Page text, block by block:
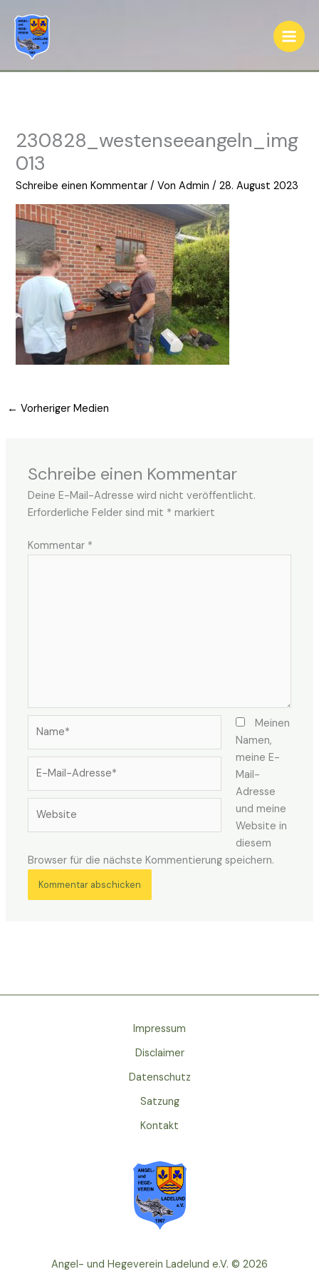
Inhalt
springen
230828_westenseeangeln_img
013
Schreibe einen Kommentar / VonAdmin/28. August 2023
← Vorheriger Medien
Schreibe einen Kommentar
Deine E-Mail-Adresse wird nicht veröffentlicht.
Erforderliche Felder sind mit * markiert
Kommentar *
Adresse*
Meinen
Namen,
meine E-
Mail-
Adresse
und meine
Website in
diesem
Browser für die nächste Kommentierung speichern.
Impressum
Disclaimer
Datenschutz
Satzung
Kontakt
Angel- und Hegeverein Ladelund e.V. © 2026